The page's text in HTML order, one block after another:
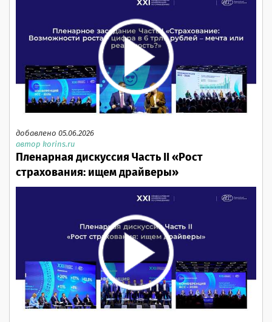
добавлено 05.06.2026
автор korins.ru
Пленарная дискуссия Часть II «Рост
страхования: ищем драйверы»